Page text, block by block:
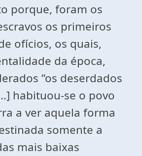
porque, foram os
os primeiros
ofícios, os quais,
da época,
“os deserdados
habituou-se o povo
a ver aquela forma
somente a
mais baixas